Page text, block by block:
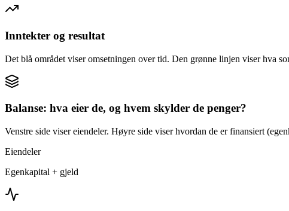
Inntekter og resultat
Det blå området viser omsetningen over tid. Den grønne linjen viser hva
Balanse: hva eier de, og hvem skylder de penger?
Venstre side viser eiendeler. Høyre side viser hvordan de er finansiert
Eiendeler
Egenkapital + gjeld